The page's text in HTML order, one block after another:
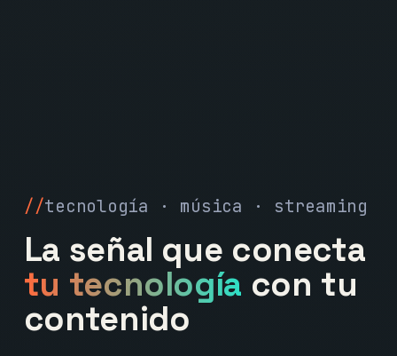
tecnología · música · streaming
La señal que conecta
tu tecnología con tu
contenido